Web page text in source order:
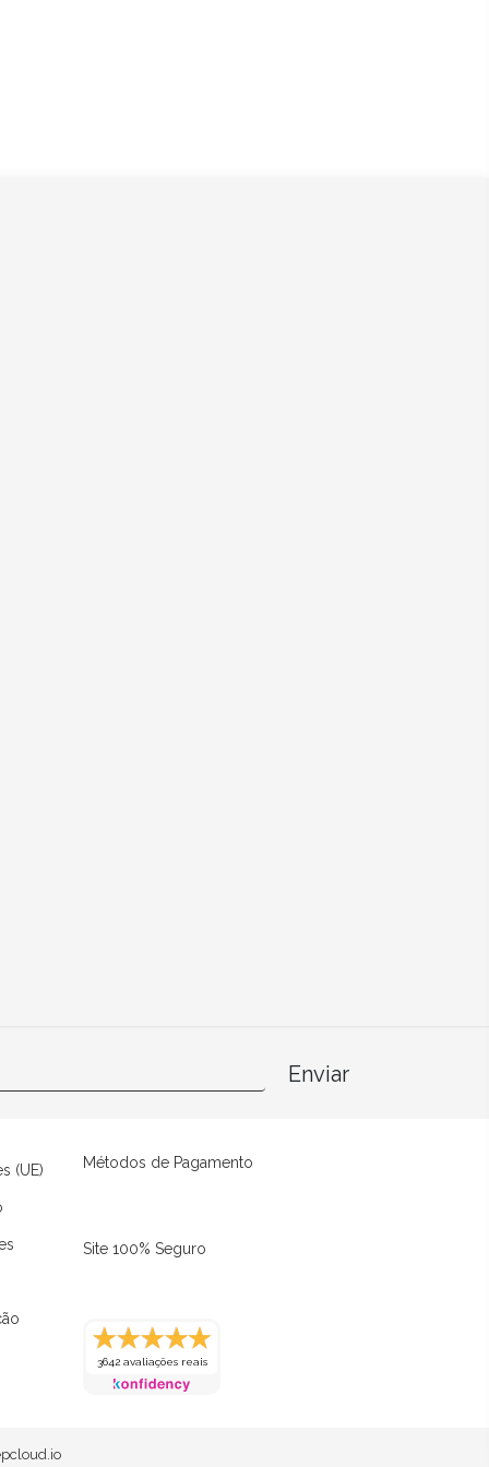
Enviar
(UE) Métodos de Pagamento
Site 100% Seguro
3642 avaliações reais